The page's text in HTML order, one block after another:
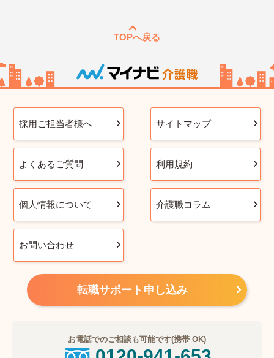
TOPへ戻る
採用ご担当者様へ サイトマップ
よくあるご質問 利用規約
個人情報について 介護職コラム
お問い合わせ
転職サポート申し込み
お電話でのご相談も可能です(携帯 OK)